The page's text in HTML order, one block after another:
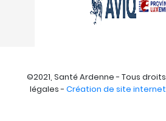
©2021, Santé Ardenne - Tous
légales - Création de site internet